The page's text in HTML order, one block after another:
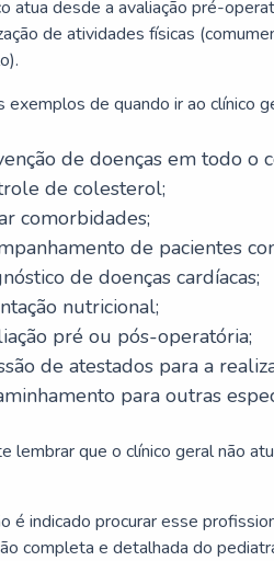
atua desde a avaliação pré-
de atividades físicas
exemplos de quando ir ao clínico
de doenças em todo o
de colesterol;
comorbidades;
de pacientes
de doenças cardíacas;
nutricional;
pré ou pós-operatória;
de atestados para a
para outras
lembrar que o clínico geral não
é indicado procurar esse
completa e detalhada do